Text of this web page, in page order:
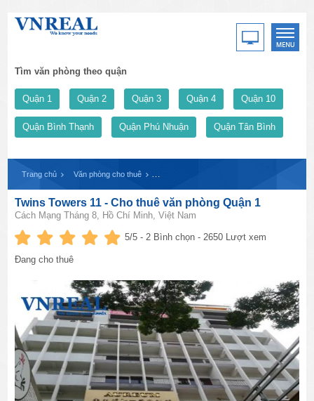
Tìm văn phòng theo quận
Quận 1 Quận 2 Quận 3 Quận 4 Quận 10
Quận Bình Thạnh Quận Phú Nhuận Quận Tân Bình
Trang chủ Văn phòng cho thuê
Twins Towers 11 - Cho thuê văn phòng Quận 1
Cách Mạng Tháng 8, Hồ Chí Minh, Việt Nam
5/5 -2 Bình chọn - 2650 Lượt xem
Đang cho thuê